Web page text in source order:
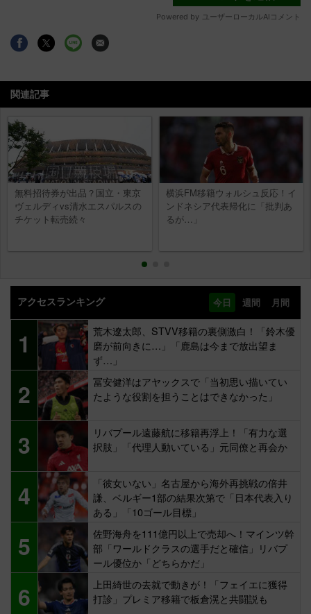
関連記事
無料招待券が出品？国立・東京
ヴェルディvs清水エスパルスの
チケット転売続々
横浜FM移籍ウォルシュ反応！イ
ンドネシア代表帰化に「批判あ
るが…」
アクセスランキング 今日 週間 月間
1
荒木遼太郎、STVV移籍の裏側激白！「鈴木優
磨が前向きに…」「鹿島は今まで放出望ま
ず…」
2
冨安健洋はアヤックスで「当初思い描いてい
たような役割を担うことはできなかった」
3
リバプール遠藤航に移籍再浮上！「有力な選
択肢」「代理人動いている」元同僚と再会か
4
「彼女いない」名古屋から海外再挑戦の倍井
謙、ベルギー1部の結果次第で「日本代表入り
ある」「10ゴール目標」
5
佐野海舟を111億円以上で売却へ！マインツ幹
部「ワールドクラスの選手だと確信」リバプ
ール優位か「どちらかだ」
6
上田綺世の去就で動きが！「フェイエに獲得
打診」プレミア移籍で板倉滉と共闘説も